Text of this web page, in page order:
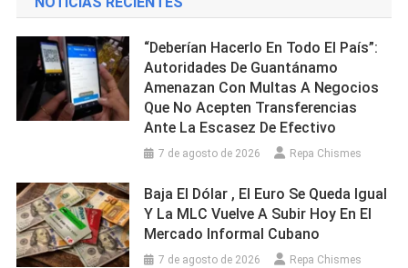
“Deberían Hacerlo En Todo El País”:
Autoridades De Guantánamo
Amenazan Con Multas A Negocios
Que No Acepten Transferencias
Ante La Escasez De Efectivo
7 de agosto de 2026 Repa Chismes
Baja El Dólar , El Euro Se Queda Igual
Y La MLC Vuelve A Subir Hoy En El
Mercado Informal Cubano
7 de agosto de 2026 Repa Chismes